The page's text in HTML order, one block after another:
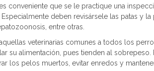
conveniente que se le practique una
deben revisársele las patas y
entre otras.
veterinarias comunes a todos los
su alimentación, pues tienden al
los pelos muertos, evitar enredos y